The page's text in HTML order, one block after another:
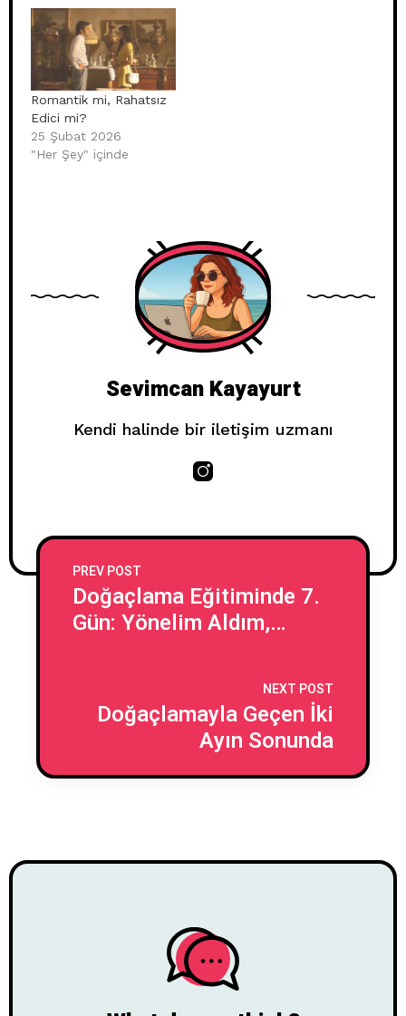
Romantik mi, Rahatsız
Edici mi?
25 Şubat 2026
"Her Şey" içinde
Sevimcan Kayayurt
Kendi halinde bir iletişim uzmanı
PREV POST
Doğaçlama Eğitiminde 7.
Gün: Yönelim Aldım,
Bu da Bir Seçenekmiş)NEXT POST
Doğaçlamayla Geçen İki
Ayın Sonunda